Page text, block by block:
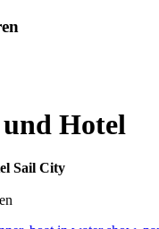
Hotel
Sail City